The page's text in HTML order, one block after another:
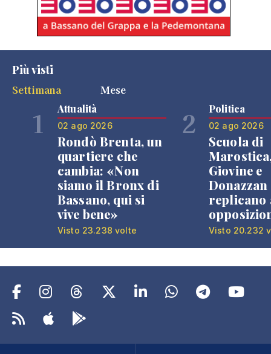
Più visti
Settimana
Mese
1 Attualità
02 ago 2026
Rondò Brenta, un
quartiere che
cambia: «Non
siamo il Bronx di
Bassano, qui si
vive bene»
Visto 23.238 volte
2 Politica
02 ago 2026
Scuola di
Giovine e
Donazzan
replicano
Visto 20.232